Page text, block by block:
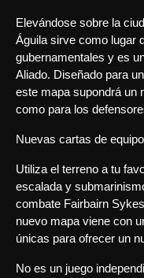
Elevándose sobre la
Águila sirve como lugar
gubernamentales y es
Aliado. Diseñado para
este mapa supondrá un
como para los
Nuevas cartas de
Utiliza el terreno a tu
escalada y
combate Fairbairn
nuevo mapa viene con
únicas para ofrecer un
No es un juego